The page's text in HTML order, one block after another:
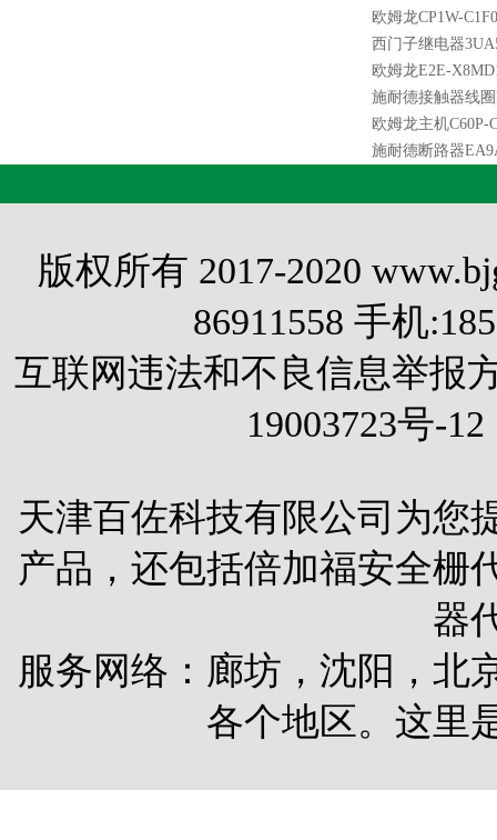
欧姆龙CP1W-
西门子继电器
欧姆龙E2E-
施耐德接触器线
欧姆龙主机C60P-
施耐德断路器
版权所有 2017-2020
86911558 手机
互联网违法和不良信息举报
19003723号-12
天津百佐科技有限公司为您
产品，还包括倍加福安全栅
器
服务网络：廊坊，沈阳，北
各个地区。这里